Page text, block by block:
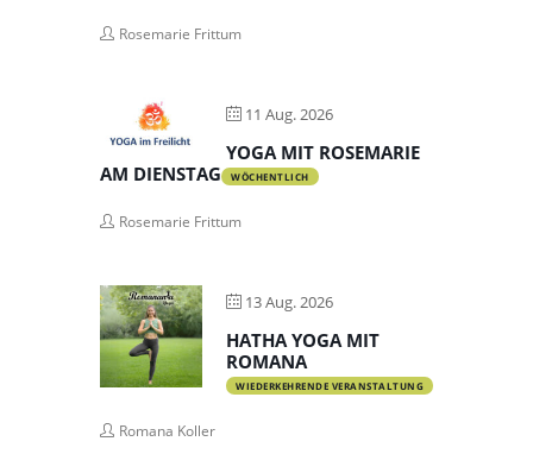
Rosemarie Frittum
11 Aug. 2026
YOGA MIT ROSEMARIE
AM DIENSTAG
WÖCHENTLICH
Rosemarie Frittum
13 Aug. 2026
HATHA YOGA MIT
ROMANA
WIEDERKEHRENDE VERANSTALTUNG
Romana Koller